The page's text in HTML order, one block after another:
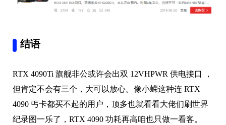
结语
RTX 4090Ti 旗舰非公或许会出双 12VHPWR 供电接口 ，
但肯定不会有三个，大可以放心。像小蝾这种连 RTX
4090 丐卡都买不起的用户，顶多也就看看大佬们刷世界
纪录图一乐了，RTX 4090 功耗再高咱也只做一看客。